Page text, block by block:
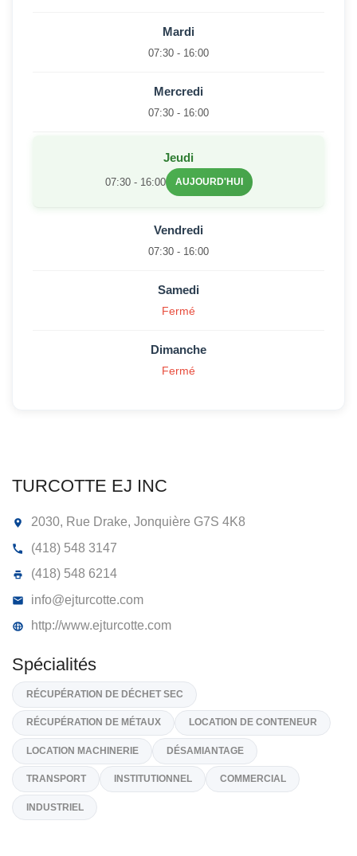
TURCOTTE EJ INC
(418) 548 3147
(418) 548 6214
info@ejturcotte.com
http://www.ejturcotte.com
Spécialités
Mardi
07:30 - 16:00
Mercredi
07:30 - 16:00
Jeudi
07:30 - 16:00 AUJOURD'HUI
Vendredi
07:30 - 16:00
Samedi
Fermé
Dimanche
Fermé